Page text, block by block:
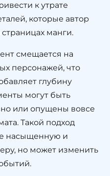
к утрате
которые автор
манги.
смещается на
персонажей, что
глубину
могут быть
или опущены вовсе
Такой подход
насыщенную и
но может изменить